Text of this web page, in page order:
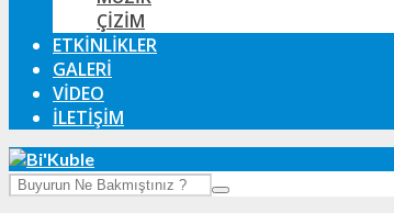
ÇIZIM
ETKINLIKLER
GALERI
VIDEO
İLETIŞIM